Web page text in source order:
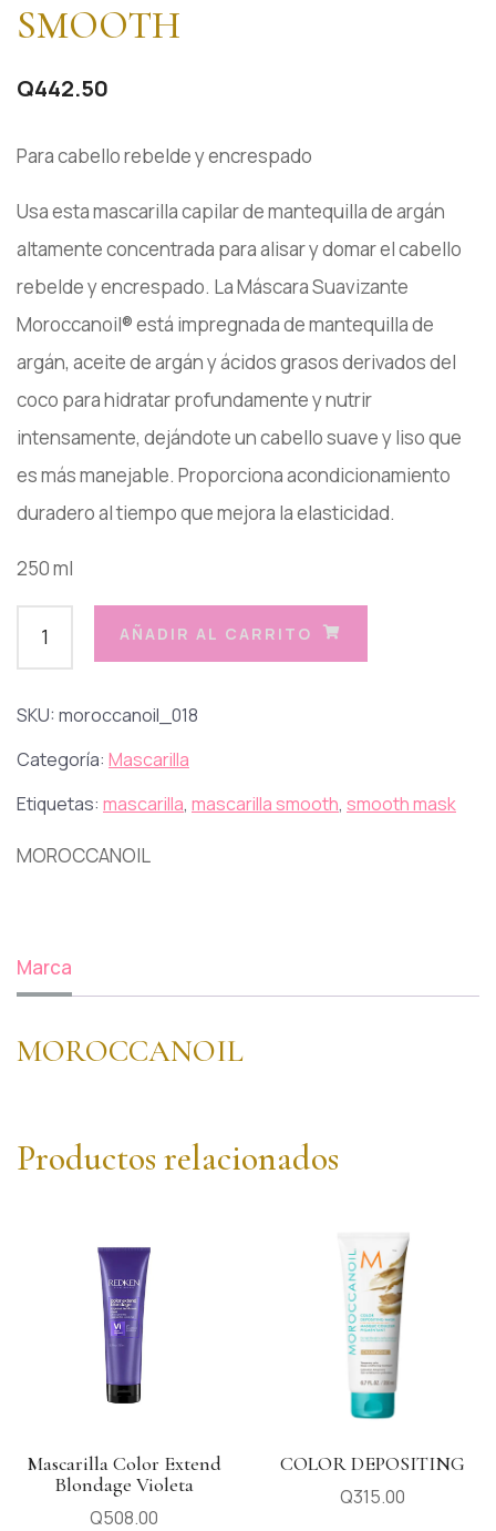
SMOOTH
Q442.50
Para cabello rebelde y encrespado
Usa esta mascarilla capilar de mantequilla de argán
altamente concentrada para alisar y domar el cabello
rebelde y encrespado. La Máscara Suavizante
Moroccanoil® está impregnada de mantequilla de
argán, aceite de argán y ácidos grasos derivados del
coco para hidratar profundamente y nutrir
intensamente, dejándote un cabello suave y liso que
es más manejable. Proporciona acondicionamiento
duradero al tiempo que mejora la elasticidad.
250 ml
AÑADIR AL CARRITO
SKU:moroccanoil_018
Categoría: Mascarilla
Etiquetas: mascarilla, mascarilla smooth, smooth mask
MOROCCANOIL
Marca
MOROCCANOIL
Productos relacionados
Mascarilla Color Extend
Blondage Violeta
Q508.00
COLOR DEPOSITING
Q315.00